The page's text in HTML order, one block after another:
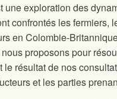
une exploration des
confrontés les fermiers,
en Colombie-
proposons pour
le résultat de nos
et les parties